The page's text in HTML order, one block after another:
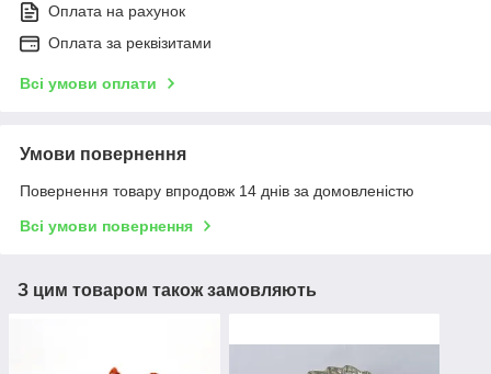
Оплата на рахунок
Оплата за реквізитами
Всі умови оплати
Умови повернення
Повернення товару впродовж 14 днів за домовленістю
Всі умови повернення
З цим товаром також замовляють